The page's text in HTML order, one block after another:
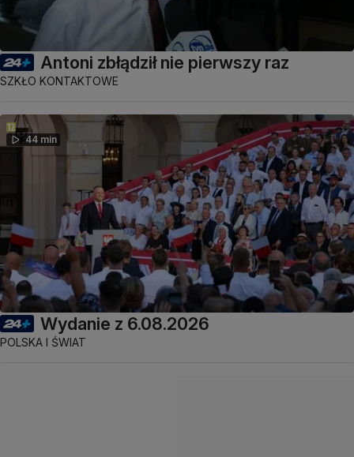
Antoni zbłądził nie pierwszy raz
SZKŁO KONTAKTOWE
44 min
Wydanie z 6.08.2026
POLSKA I ŚWIAT